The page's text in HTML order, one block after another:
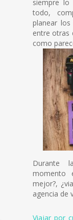
siempre
todo,
planear los
entre otras
como
Durante
momento
mejor?,
agencia de
Viajar por